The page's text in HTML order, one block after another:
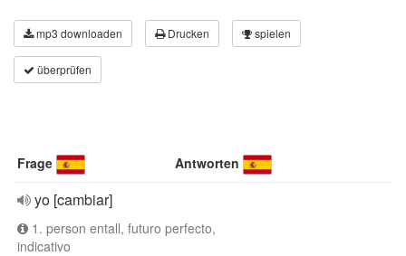
mp3 downloaden Drucken spielen
überprüfen
Frage Antworten
yo [cambiar]
1. person entall, futuro perfecto,
indicativo